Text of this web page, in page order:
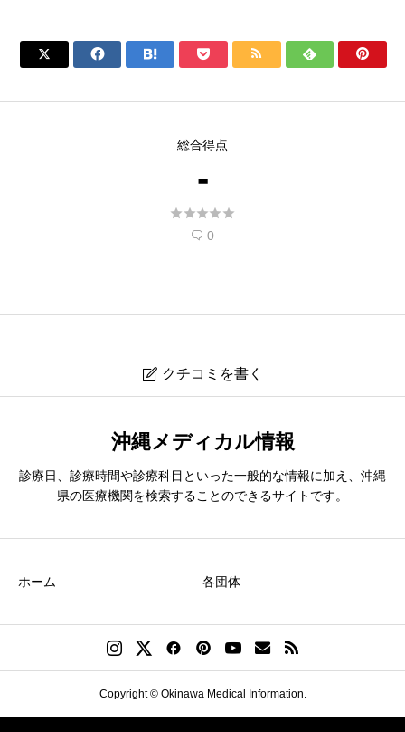
      
総合得点
-

 0
 クチコミを書く
ニックネーム 必須
クチコミのタイトル 必須
沖縄メディカル情報
診療日、診療時間や診療科目といった一般的な情報に加え、沖縄
県の医療機関を検索することのできるサイトです。
ホーム 各団体
Copyright © Okinawa Medical Information.